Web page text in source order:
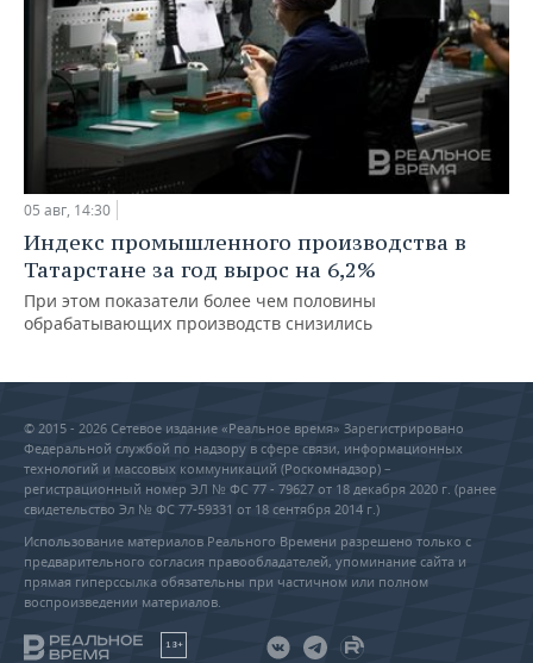
05 авг, 14:30
Индекс промышленного производства в
Татарстане за год вырос на 6,2%
При этом показатели более чем половины
обрабатывающих производств снизились
© 2015 - 2026 Сетевое издание «Реальное время» Зарегистрировано
Федеральной службой по надзору в сфере связи, информационных
технологий и массовых коммуникаций (Роскомнадзор) –
регистрационный номер ЭЛ № ФС 77 - 79627 от 18 декабря 2020 г. (ранее
свидетельство Эл № ФС 77-59331 от 18 сентября 2014 г.)
Использование материалов Реального Времени разрешено только с
предварительного согласия правообладателей, упоминание сайта и
прямая гиперссылка обязательны при частичном или полном
воспроизведении материалов.
18+